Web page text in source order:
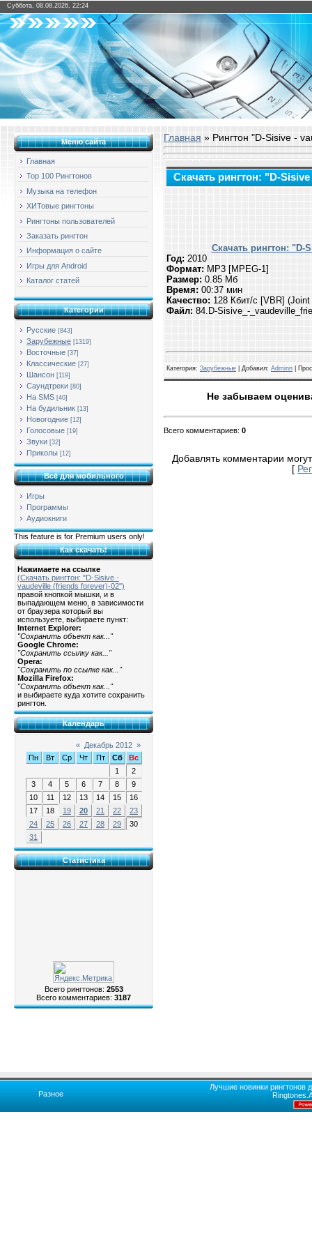
Суббота, 08.08.2026, 22:24
Меню сайта
Главная
Top 100 Рингтонов
Музыка на телефон
ХИТовые рингтоны
Рингтоны пользователей
Заказать рингтон
Информация о сайте
Игры для Android
Каталог статей
Категории
Русские [843]
Зарубежные [1319]
Восточные [37]
Классические [27]
Шансон [119]
Саундтреки [80]
На SMS [40]
На будильник [13]
Новогодние [12]
Голосовые [19]
Звуки [32]
Приколы [12]
Всё для мобильного
Игры
Программы
Аудиокниги
This feature is for Premium users only!
Как скачать!
Нажимаете на ссылке
(Скачать рингтон: "D-Sisive -
vaudeville (friends forever)-02")
правой кнопкой мышки, и в
выпадающем меню, в зависимости
от браузера который вы
используете, выбираете пункт:
Internet Explorer:
"Сохранить объект как..."
Google Chrome:
"Сохранить ссылку как..."
Opera:
"Сохранить по ссылке как..."
Mozilla Firefox:
"Сохранить объект как..."
и выбираете куда хотите сохранить
рингтон.
Календарь
« Декабрь 2012 »
Пн
Вт Ср Чт Пт Сб
Вс
1
2
3
4 5 6 7 8
9
10
11 12 13 14 15
16
17
18 19 20 21 22
23
24
25 26 27 28 29
30
31
Статистика
Всего рингтонов: 2553
Всего комментариев: 3187
Главная » Рингтон "D-Sisive -
Скачать рингтон: "D-
Скачать рингтон: "D-
Год: 2010
Формат: MP3 [MPEG-1]
Размер: 0.85 Мб
Время: 00:37 мин
Качество: 128 Кбит/с [VBR]
Файл: 84.D-Sisive_-
Категория: Зарубежные | Добавил: Adminn
Не забываем
Всего комментариев: 0
Добавлять комментарии
[
Разное
Лучшие новинки рингтонов